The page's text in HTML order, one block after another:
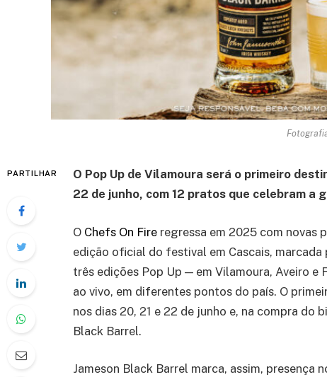
PARTILHAR
O Pop Up de Vilamoura será o primeiro
22 de junho, com 12 pratos que celebram a
O Chefs On Fire regressa em 2025 com novas
edição oficial do festival em Cascais,
três edições Pop Up — em Vilamoura, Aveiro e
ao vivo, em diferentes pontos do país. O
nos dias 20, 21 e 22 de junho e, na compra do
Black Barrel.
Jameson Black Barrel marca, assim, presença